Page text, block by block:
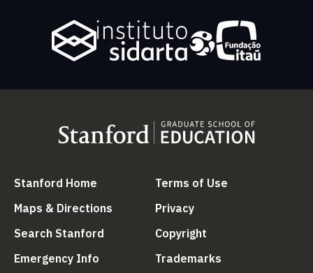
Stanford Home (link is external)
Maps & Directions (link is external)
Search Stanford (link is external)
Emergency Info (link is external)
Terms of Use
Privacy(link is external)
Copyright
Trademarks